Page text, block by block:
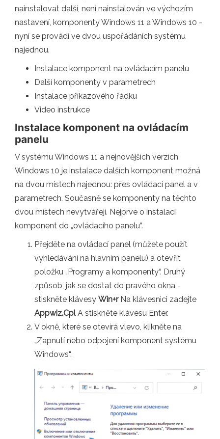
nainstalovat další, není nainstalován ve výchozím
nastavení, komponenty Windows 11 a Windows 10 -
nyní se provádí ve dvou uspořádáních systému
najednou.
Instalace komponent na ovládacím panelu
Další komponenty v parametrech
Instalace příkazového řádku
Video instrukce
Instalace komponent na ovládacím
panelu
V systému Windows 11 a nejnovějších verzích
Windows 10 je instalace dalších komponent možná
na dvou místech najednou: přes ovládací panel a v
parametrech. Současně se komponenty na těchto
dvou místech nevytvářejí. Nejprve o instalaci
komponent do „ovládacího panelu“.
Přejděte na ovládací panel (můžete použít
vyhledávání na hlavním panelu) a otevřít
položku „Programy a komponenty“. Druhý
způsob, jak se dostat do pravého okna -
stiskněte klávesy Win+rNa klávesnici zadejte
Appwiz.CplA stiskněte klávesu Enter.
V okně, které se otevírá vlevo, klikněte na
„Zapnutí nebo odpojení komponent systému
Windows“.